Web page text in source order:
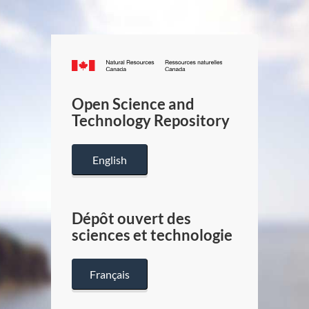
Canada.ca
/
Canada
Open Science and
Technology Repository
English
Dépôt ouvert des
sciences et technologie
Français